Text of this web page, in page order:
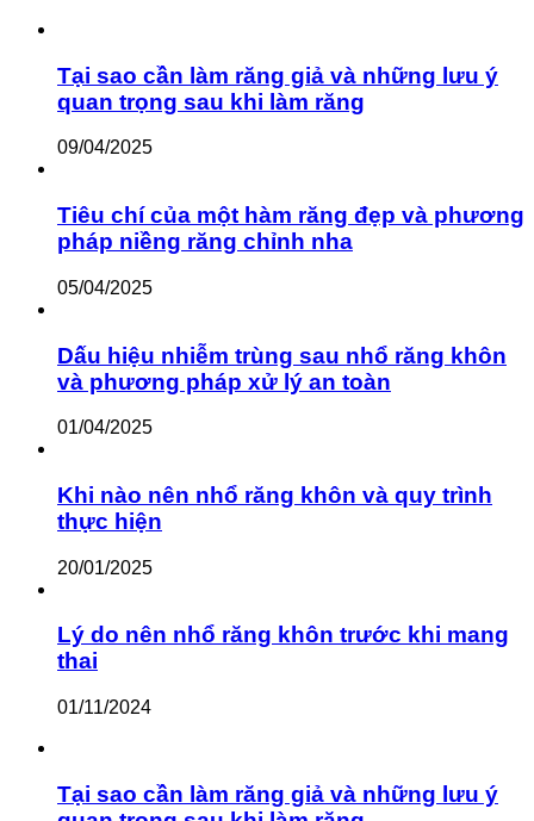
Tại sao cần làm răng giả và những lưu ý
quan trọng sau khi làm răng
09/04/2025
Tiêu chí của một hàm răng đẹp và phương
pháp niềng răng chỉnh nha
05/04/2025
Dấu hiệu nhiễm trùng sau nhổ răng khôn
và phương pháp xử lý an toàn
01/04/2025
Khi nào nên nhổ răng khôn và quy trình
thực hiện
20/01/2025
Lý do nên nhổ răng khôn trước khi mang
thai
01/11/2024
Tại sao cần làm răng giả và những lưu ý